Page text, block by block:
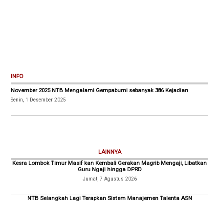
INFO
November 2025 NTB Mengalami Gempabumi sebanyak 386 Kejadian
Senin, 1 Desember 2025
LAINNYA
Kesra Lombok Timur Masif kan Kembali Gerakan Magrib Mengaji, Libatkan
Guru Ngaji hingga DPRD
Jumat, 7 Agustus 2026
NTB Selangkah Lagi Terapkan Sistem Manajemen Talenta ASN